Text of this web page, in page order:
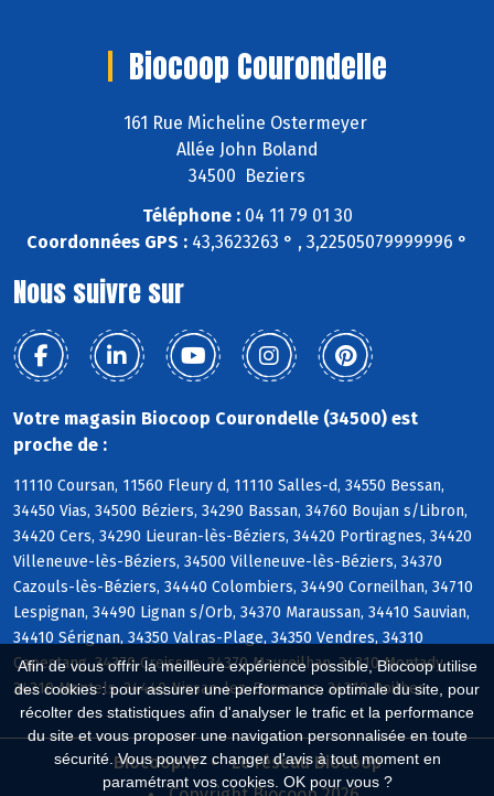
Afin de vous offrir la meilleure expérience possible, Biocoop utilise
des cookies : pour assurer une performance optimale du site, pour
récolter des statistiques afin d'analyser le trafic et la performance
du site et vous proposer une navigation personnalisée en toute
sécurité. Vous pouvez changer d'avis à tout moment en
paramétrant vos cookies. OK pour vous ?
Biocoop Courondelle
161 Rue Micheline Ostermeyer
Allée John Boland
34500 Beziers
Téléphone :04 11 79 01 30
Coordonnées GPS : 43,3623263 ° , 3,22505079999996 °
Nous suivre sur
Votre magasin Biocoop Courondelle (34500) est
proche de :
11110 Coursan, 11560 Fleury d, 11110 Salles-d, 34550 Bessan,
34450 Vias, 34500 Béziers, 34290 Bassan, 34760 Boujan s/Libron,
34420 Cers, 34290 Lieuran-lès-Béziers, 34420 Portiragnes, 34420
Villeneuve-lès-Béziers, 34500 Villeneuve-lès-Béziers, 34370
Cazouls-lès-Béziers, 34440 Colombiers, 34490 Corneilhan, 34710
Lespignan, 34490 Lignan s/Orb, 34370 Maraussan, 34410 Sauvian,
34410 Sérignan, 34350 Valras-Plage, 34350 Vendres, 34310
Capestang, 34370 Creissan, 34370 Maureilhan, 34310 Montady,
34310 Montels, 34440 Nissan-lez-Enserune, 34310 Poilhes
Biocoop.fr
Le réseau Biocoop